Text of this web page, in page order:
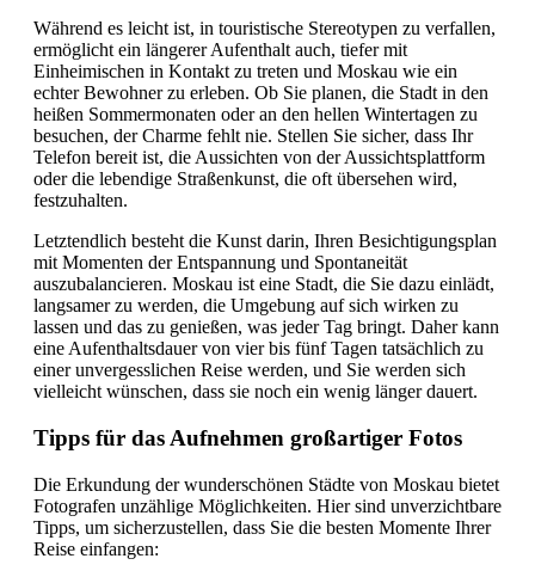
Während es leicht ist, in touristische Stereotypen zu verfallen,
ermöglicht ein längerer Aufenthalt auch, tiefer mit
Einheimischen in Kontakt zu treten und Moskau wie ein
echter Bewohner zu erleben. Ob Sie planen, die Stadt in den
heißen Sommermonaten oder an den hellen Wintertagen zu
besuchen, der Charme fehlt nie. Stellen Sie sicher, dass Ihr
Telefon bereit ist, die Aussichten von der Aussichtsplattform
oder die lebendige Straßenkunst, die oft übersehen wird,
festzuhalten.
Letztendlich besteht die Kunst darin, Ihren Besichtigungsplan
mit Momenten der Entspannung und Spontaneität
auszubalancieren. Moskau ist eine Stadt, die Sie dazu einlädt,
langsamer zu werden, die Umgebung auf sich wirken zu
lassen und das zu genießen, was jeder Tag bringt. Daher kann
eine Aufenthaltsdauer von vier bis fünf Tagen tatsächlich zu
einer unvergesslichen Reise werden, und Sie werden sich
vielleicht wünschen, dass sie noch ein wenig länger dauert.
Tipps für das Aufnehmen großartiger Fotos
Die Erkundung der wunderschönen Städte von Moskau bietet
Fotografen unzählige Möglichkeiten. Hier sind unverzichtbare
Tipps, um sicherzustellen, dass Sie die besten Momente Ihrer
Reise einfangen: